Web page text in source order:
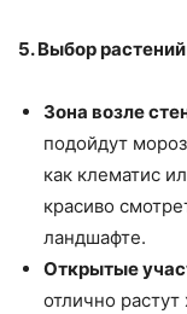
5. Выбор
Зона возле
подойдут
как клематис
красиво
ландшафте.
Открытые
отлично